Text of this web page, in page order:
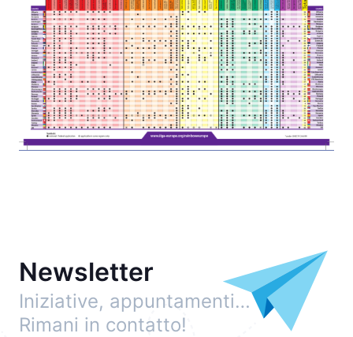
Newsletter
Iniziative, appuntamenti…
Rimani in contatto!